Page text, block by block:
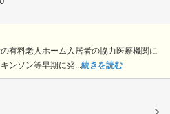
有料老人ホーム入居者の協力医療機関に
ンソン等早期に発...続きを読む